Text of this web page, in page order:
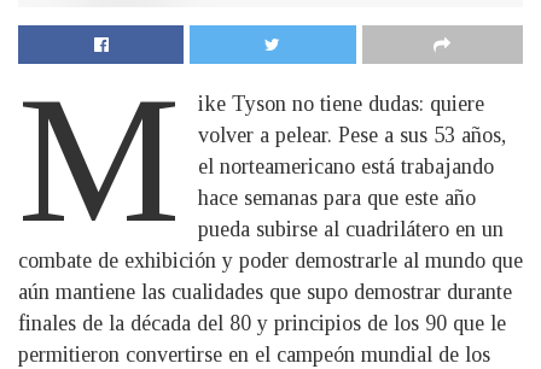
M
ike Tyson no tiene dudas: quiere
volver a pelear. Pese a sus 53 años,
el norteamericano está trabajando
hace semanas para que este año
pueda subirse al cuadrilátero en un
combate de exhibición y poder demostrarle al mundo que
aún mantiene las cualidades que supo demostrar durante
finales de la década del 80 y principios de los 90 que le
permitieron convertirse en el campeón mundial de los